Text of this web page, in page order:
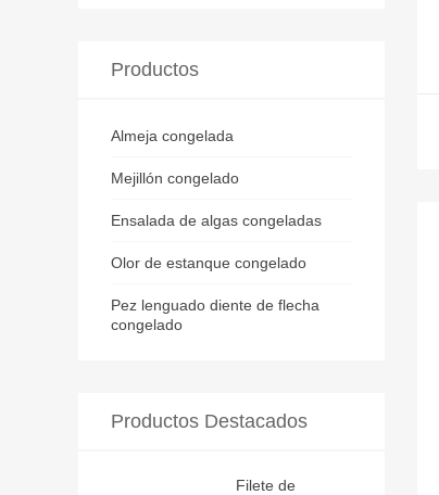
Productos
Almeja congelada
Mejillón congelado
Ensalada de algas congeladas
Olor de estanque congelado
Pez lenguado diente de flecha
congelado
Productos Destacados
Filete de